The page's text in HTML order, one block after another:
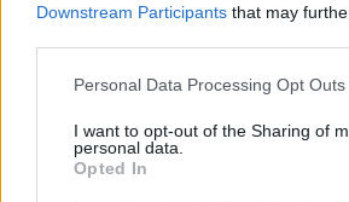
Downstream Participants that may
Personal Data Processing Opt Outs
I want to opt-out of the Sharing of
personal data.
Opted In